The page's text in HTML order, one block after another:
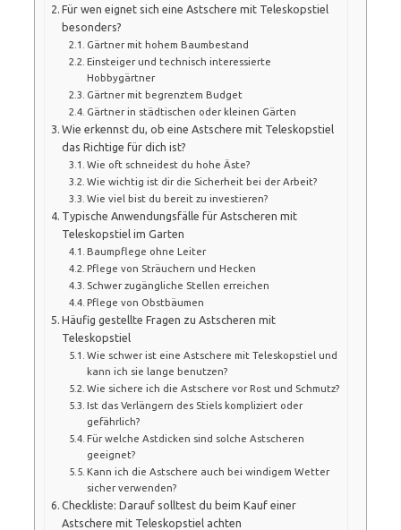
Für wen eignet sich eine Astschere mit Teleskopstiel
besonders?
Gärtner mit hohem Baumbestand
Einsteiger und technisch interessierte
Hobbygärtner
Gärtner mit begrenztem Budget
Gärtner in städtischen oder kleinen Gärten
Wie erkennst du, ob eine Astschere mit Teleskopstiel
das Richtige für dich ist?
Wie oft schneidest du hohe Äste?
Wie wichtig ist dir die Sicherheit bei der Arbeit?
Wie viel bist du bereit zu investieren?
Typische Anwendungsfälle für Astscheren mit
Teleskopstiel im Garten
Baumpflege ohne Leiter
Pflege von Sträuchern und Hecken
Schwer zugängliche Stellen erreichen
Pflege von Obstbäumen
Häufig gestellte Fragen zu Astscheren mit
Teleskopstiel
Wie schwer ist eine Astschere mit Teleskopstiel und
kann ich sie lange benutzen?
Wie sichere ich die Astschere vor Rost und Schmutz?
Ist das Verlängern des Stiels kompliziert oder
gefährlich?
Für welche Astdicken sind solche Astscheren
geeignet?
Kann ich die Astschere auch bei windigem Wetter
sicher verwenden?
Checkliste: Darauf solltest du beim Kauf einer
Astschere mit Teleskopstiel achten